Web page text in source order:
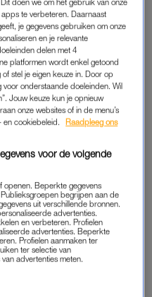
slapen. Een simpele “de
“Kun je m’n schermtijd
in mijn geval, wanneer je
remslaap zit, heeft broertje
mogelijk zin hebt,
hoort ouwehoeren, TikTok-
gangen hoort galmen, dat
Ik spreek voor mezelf:
ik. Het kleine beetje
voor de zon. Romantiek is
overdreven giert om een
doen we om het gebruik van onze
te verbeteren. Daarnaast
je gegevens gebruiken om onze
en je relevante
delen met 4
platformen wordt enkel getoond
stel je eigen keuze in. Door op
onderstaande doeleinden. Wil
Jouw keuze kun je opnieuw
onze websites of in de menu’s
en cookiebeleid.
Raadpleeg ons
voor de volgende
openen. Beperkte gegevens
begrijpen aan de
uit verschillende bronnen.
advertenties.
en verbeteren. Profielen
advertenties. Beperkte
Profielen aanmaken ter
ter selectie van
advertenties meten.